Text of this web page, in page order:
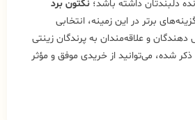
دلبندتان داشته باشد؛ نکتون برد
برتر در این زمینه، انتخابی
و علاقه‌مندان به پرندگان زینتی
شده، می‌توانید از خریدی موفق و مؤثر